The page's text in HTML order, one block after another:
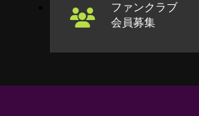
ファンクラブ
会員募集